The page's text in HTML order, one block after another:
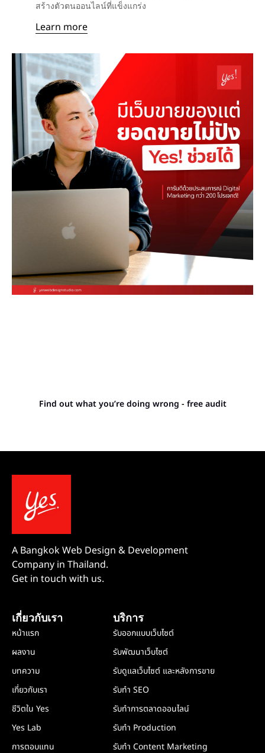
สร้างตัวตนออนไลน์ที่แข็งแกร่ง
Learn more
Find out what you’re doing wrong - free audit
A Bangkok Web Design & Development
Company in Thailand.
Get in touch with us.
เกี่ยวกับเรา
หน้าแรก
ผลงาน
บทความ
เกี่ยวกับเรา
ชีวิตใน Yes
Yes Lab
การตอบแทน
บริการ
รับออกแบบเว็บไซต์
รับพัฒนาเว็บไซต์
รับดูแลเว็บไซต์ และหลังการขาย
รับทำ SEO
รับทำการตลาดออนไลน์
รับทำ Production
รับทำ Content Marketing